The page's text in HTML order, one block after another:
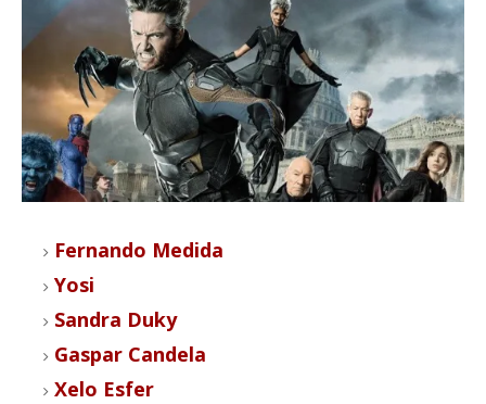
Fernando Medida
Yosi
Sandra Duky
Gaspar Candela
Xelo Esfer